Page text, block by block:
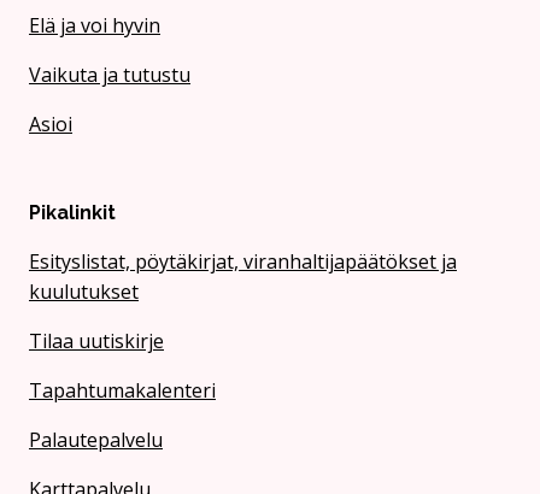
Elä ja voi hyvin
Vaikuta ja tutustu
Asioi
Pikalinkit
Esityslistat, pöytäkirjat, viranhaltijapäätökset ja
kuulutukset
Tilaa uutiskirje
Tapahtumakalenteri
Palautepalvelu